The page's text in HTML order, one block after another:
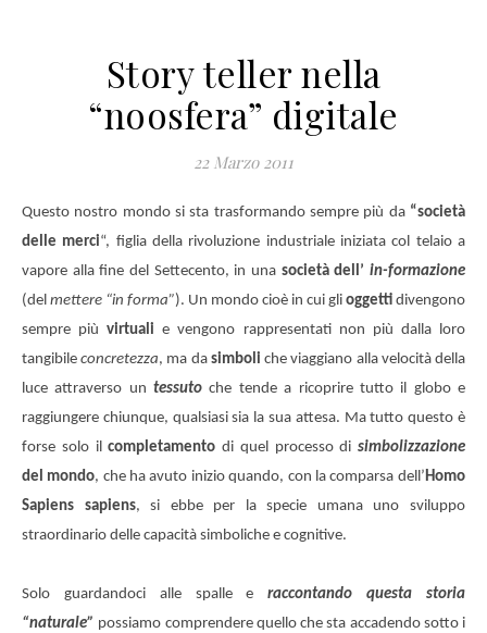
Story teller nella
“noosfera” digitale
22 Marzo 2011
Questo nostro mondo si sta trasformando sempre più da“società
delle merci“, figlia della rivoluzione industriale iniziata col telaio a
vapore alla fine del Settecento, in una società dell’in-formazione
(del mettere “in forma”). Un mondo cioè in cui gli oggetti divengono
sempre piùvirtuali e vengono rappresentati non più dalla loro
tangibileconcretezza, ma da simboliche viaggiano alla velocità della
luce attraverso untessuto che tende a ricoprire tutto il globo e
raggiungere chiunque, qualsiasi sia la sua attesa. Ma tutto questo è
forse solo ilcompletamento di quel processo di simbolizzazione
del mondo, che ha avuto inizio quando, con la comparsa dell’Homo
Sapiens sapiens, si ebbe per la specie umana uno sviluppo
straordinario delle capacità simboliche e cognitive.
Solo guardandoci alle spalle eraccontando questa storia
“naturale” possiamo comprendere quello che sta accadendo sotto i